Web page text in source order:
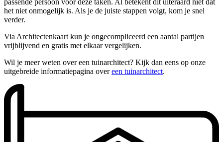
het niet onmogelijk is. Als je de juiste stappen volgt, kom je snel
verder.
Via Architectenkaart kun je ongecompliceerd een aantal partijen
vrijblijvend en gratis met elkaar vergelijken.
Wil je meer weten over een tuinarchitect? Kijk dan eens op onze
uitgebreide informatiepagina overeen tuinarchitect.